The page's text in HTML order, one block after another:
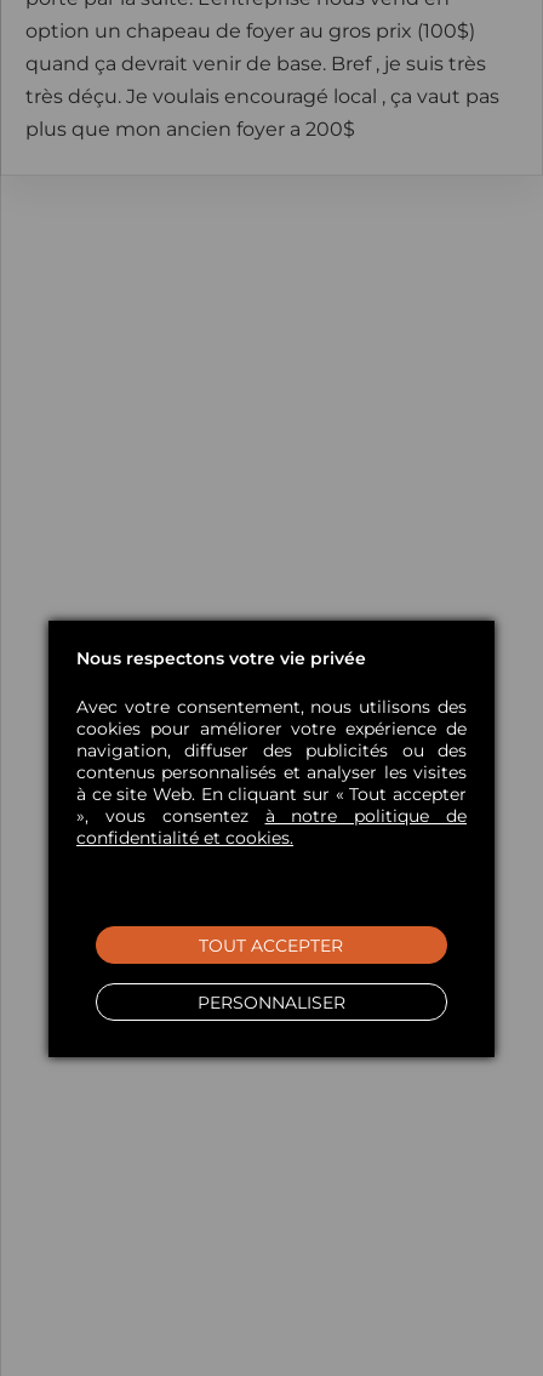
option un chapeau de foyer au gros prix (100$)
quand ça devrait venir de base. Bref , je suis très
très déçu. Je voulais encouragé local , ça vaut pas
plus que mon ancien foyer a 200$
Nous respectons votre vie privée
Avec votre consentement, nous utilisons des
cookies pour améliorer votre expérience de
navigation, diffuser des publicités ou des
contenus personnalisés et analyser les visites
à ce site Web. En cliquant sur « Tout accepter
», vous consentez à notre politique de
confidentialité et cookies.
PERSONNALISER
TOUT ACCEPTER